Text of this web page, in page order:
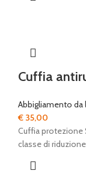
Cuffia
Abbigliamento da
€ 35,00
Cuffia protezione
classe di